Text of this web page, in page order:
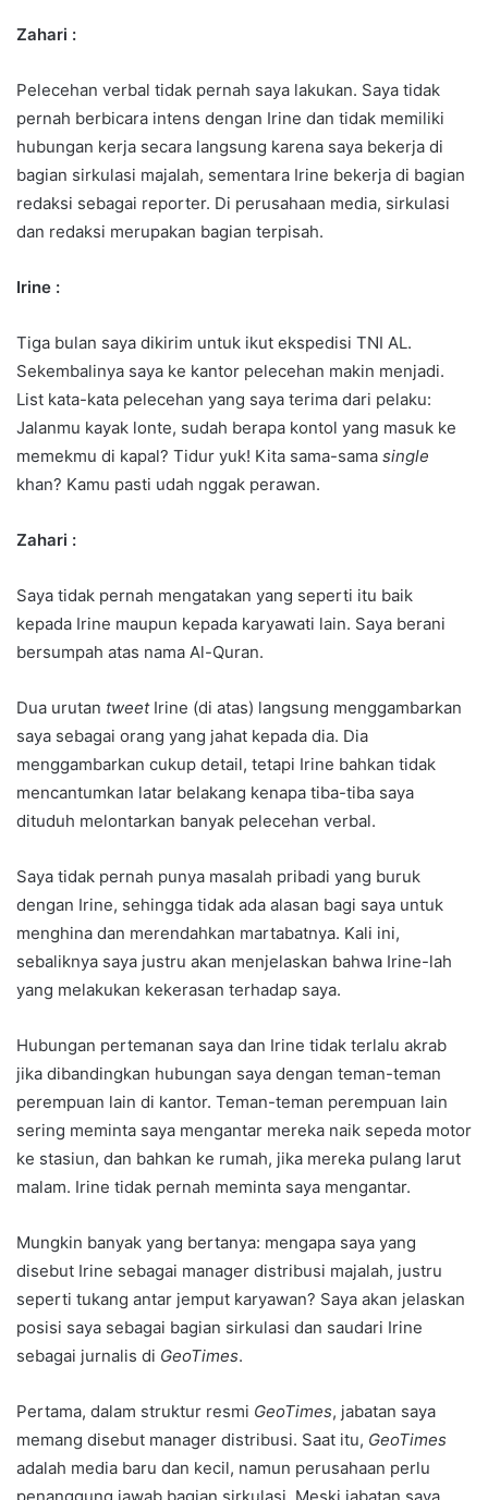
Zahari :
Pelecehan verbal tidak pernah saya lakukan. Saya tidak
pernah berbicara intens dengan Irine dan tidak memiliki
hubungan kerja secara langsung karena saya bekerja di
bagian sirkulasi majalah, sementara Irine bekerja di bagian
redaksi sebagai reporter. Di perusahaan media, sirkulasi
dan redaksi merupakan bagian terpisah.
Irine :
Tiga bulan saya dikirim untuk ikut ekspedisi TNI AL.
Sekembalinya saya ke kantor pelecehan makin menjadi.
List kata-kata pelecehan yang saya terima dari pelaku:
Jalanmu kayak lonte, sudah berapa kontol yang masuk ke
memekmu di kapal? Tidur yuk! Kita sama-sama single
khan? Kamu pasti udah nggak perawan.
Zahari :
Saya tidak pernah mengatakan yang seperti itu baik
kepada Irine maupun kepada karyawati lain. Saya berani
bersumpah atas nama Al-Quran.
Dua urutan tweetIrine (di atas) langsung menggambarkan
saya sebagai orang yang jahat kepada dia. Dia
menggambarkan cukup detail, tetapi Irine bahkan tidak
mencantumkan latar belakang kenapa tiba-tiba saya
dituduh melontarkan banyak pelecehan verbal.
Saya tidak pernah punya masalah pribadi yang buruk
dengan Irine, sehingga tidak ada alasan bagi saya untuk
menghina dan merendahkan martabatnya. Kali ini,
sebaliknya saya justru akan menjelaskan bahwa Irine-lah
yang melakukan kekerasan terhadap saya.
Hubungan pertemanan saya dan Irine tidak terlalu akrab
jika dibandingkan hubungan saya dengan teman-teman
perempuan lain di kantor. Teman-teman perempuan lain
sering meminta saya mengantar mereka naik sepeda motor
ke stasiun, dan bahkan ke rumah, jika mereka pulang larut
malam. Irine tidak pernah meminta saya mengantar.
Mungkin banyak yang bertanya: mengapa saya yang
disebut Irine sebagai manager distribusi majalah, justru
seperti tukang antar jemput karyawan? Saya akan jelaskan
posisi saya sebagai bagian sirkulasi dan saudari Irine
sebagai jurnalis di GeoTimes.
Pertama, dalam struktur resmi GeoTimes, jabatan saya
memang disebut manager distribusi. Saat itu, GeoTimes
adalah media baru dan kecil, namun perusahaan perlu